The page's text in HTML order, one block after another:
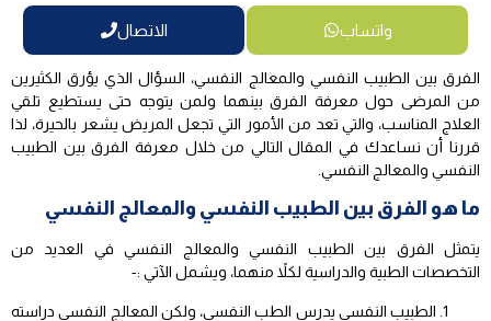
واتساب الاتصال
الفرق بين الطبيب النفسي والمعالج النفسي، السؤال الذي يؤرق الكثيرين
من المرضى حول معرفة الفرق بينهما ولمن يتوجه حتى يستطيع تلقي
العلاج المناسب، والتي تعد من الأمور التي تجعل المريض يشعر بالحيرة، لذا
قررنا أن نساعدك في المقال التالي من خلال معرفة الفرق بين الطبيب
النفسي والمعالج النفسي.
ما هو الفرق بين الطبيب النفسي والمعالج النفسي
يتمثل الفرق بين الطبيب النفسي والمعالج النفسي في العديد من
التخصصات الطبية والدراسية لكلاً منهما، ويشمل الآتي :-
الطبيب النفسي يدرس الطب النفسي، ولكن المعالج النفسي دراسته